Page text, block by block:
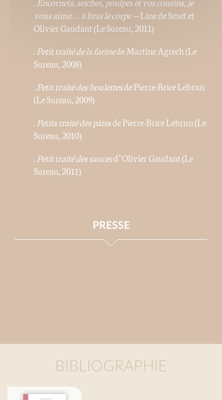
vous aime… à bras le corps– Line de Smet et
Olivier Gaudant (Le Sureau, 2011)
. Petit traité de lafarinede Martine Agrech (Le
Sureau, 2008)
.Petit traité des boulettesde Pierre-Brice Lebrun
(Le Sureau, 2009)
. Petits traité des pâtesde Pierre-Brice Lebrun (Le
Sureau, 2010)
. Petit traité dessaucesd’Olivier Gaudant (Le
Sureau, 2011)
PRESSE
BIBLIOGRAPHIE